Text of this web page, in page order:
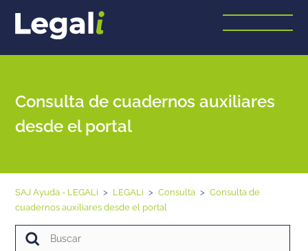
Consulta de cuadernos auxiliares
desde el portal
SAJ Ayuda - LEGALi LEGALi Consulta
Consulta de
cuadernos auxiliares desde el portal